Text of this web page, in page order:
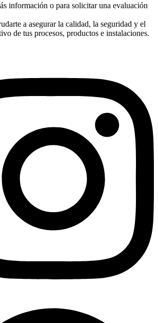
información o para solicitar una evaluación
a asegurar la calidad, la seguridad y el
de tus procesos, productos e instalaciones.